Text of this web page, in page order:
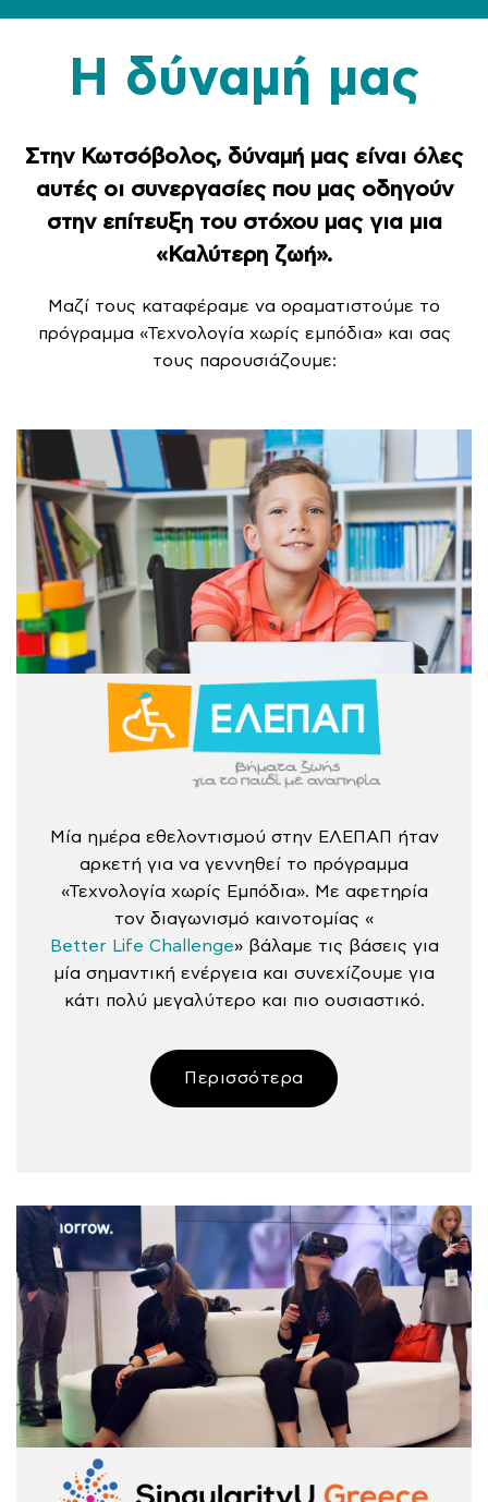
Η δύναμή μας
Στην Κωτσόβολος, δύναμή μας είναι όλες
αυτές οι συνεργασίες που μας οδηγούν
στην επίτευξη του στόχου μας για μια
«Καλύτερη ζωή».
Μαζί τους καταφέραμε να οραματιστούμε το
πρόγραμμα «Τεχνολογία χωρίς εμπόδια» και σας
τους παρουσιάζουμε:
Μία ημέρα εθελοντισμού στην ΕΛΕΠΑΠ ήταν
αρκετή για να γεννηθεί το πρόγραμμα
«Τεχνολογία χωρίς Εμπόδια». Με αφετηρία
τον διαγωνισμό καινοτομίας «
Better Life Challenge» βάλαμε τις βάσεις για
μία σημαντική ενέργεια και συνεχίζουμε για
κάτι πολύ μεγαλύτερο και πιο ουσιαστικό.
Περισσότερα